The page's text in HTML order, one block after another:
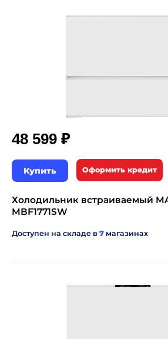
48 599 ₽
Купить Оформить кредит
Холодильник встраиваемый
MBF1771SW
Доступен на складе в 7 магазинах